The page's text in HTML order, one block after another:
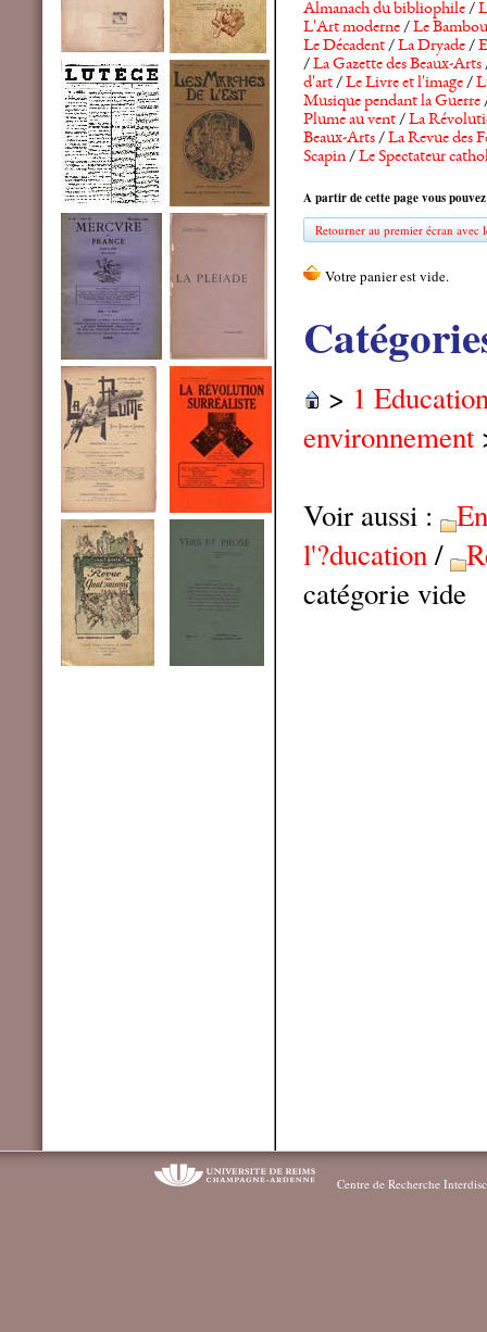
Almanach du bibliophile/
L'Art moderne/Le Bambou
Le Décadent/La Dryade/
/La Gazette des Beaux-Arts
d'art/Le Livre et l'image/
Musique pendant la Guerre
Plume au vent/La
Beaux-Arts/La Revue des
Scapin/Le Spectateur
A partir de cette page vous
Retourner au premier écran avec
> 1
environnement
Voir aussi :
l'?ducation/
catégorie vide
Centre de Recherche